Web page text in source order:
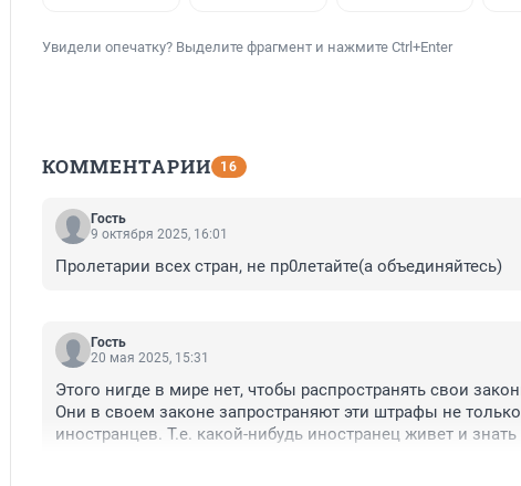
Увидели опечатку? Выделите фрагмент и нажмите Ctrl+Enter
КОММЕНТАРИИ 16
Гость
9 октября 2025, 16:01
Пролетарии всех стран, не пр0летайте(а объединяйтесь)
Гость
20 мая 2025, 15:31
Этого нигде в мире нет, чтобы распространять свои
Они в своем законе запространяют эти штрафы не
иностранцев. Т.е. какой-нибудь иностранец живет и